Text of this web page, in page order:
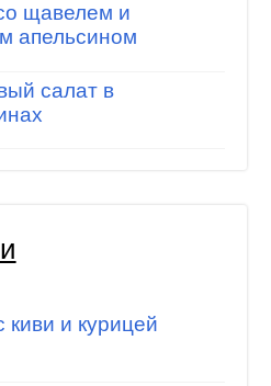
щавелем и
апельсином
салат в
киви и курицей